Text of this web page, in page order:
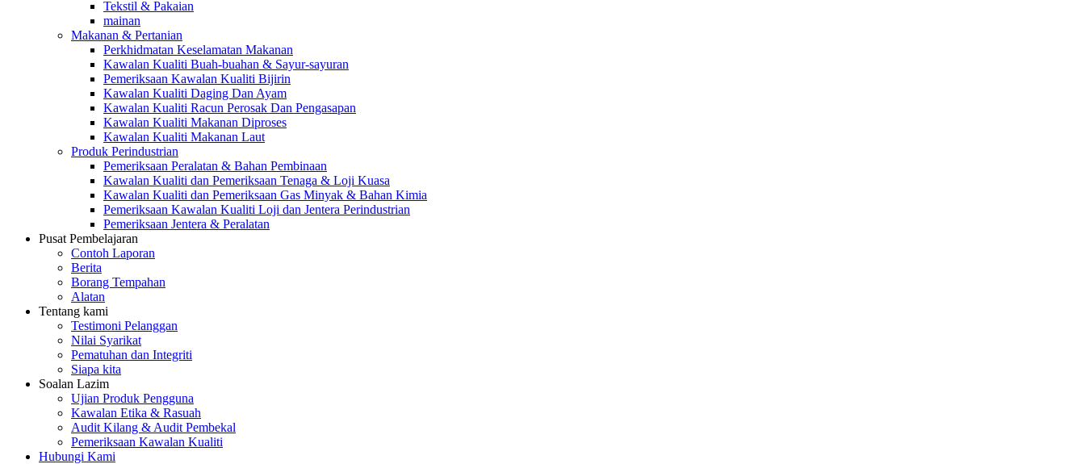
Tekstil & Pakaian
mainan
Makanan & Pertanian
Perkhidmatan Keselamatan Makanan
Kawalan Kualiti Buah-buahan & Sayur-sayuran
Pemeriksaan Kawalan Kualiti Bijirin
Kawalan Kualiti Daging Dan Ayam
Kawalan Kualiti Racun Perosak Dan Pengasapan
Kawalan Kualiti Makanan Diproses
Kawalan Kualiti Makanan Laut
Produk Perindustrian
Pemeriksaan Peralatan & Bahan Pembinaan
Kawalan Kualiti dan Pemeriksaan Tenaga & Loji Kuasa
Kawalan Kualiti dan Pemeriksaan Gas Minyak & Bahan Kimia
Pemeriksaan Kawalan Kualiti Loji dan Jentera Perindustrian
Pemeriksaan Jentera & Peralatan
Pusat Pembelajaran
Contoh Laporan
Berita
Borang Tempahan
Alatan
Tentang kami
Testimoni Pelanggan
Nilai Syarikat
Pematuhan dan Integriti
Siapa kita
Soalan Lazim
Ujian Produk Pengguna
Kawalan Etika & Rasuah
Audit Kilang & Audit Pembekal
Pemeriksaan Kawalan Kualiti
Hubungi Kami